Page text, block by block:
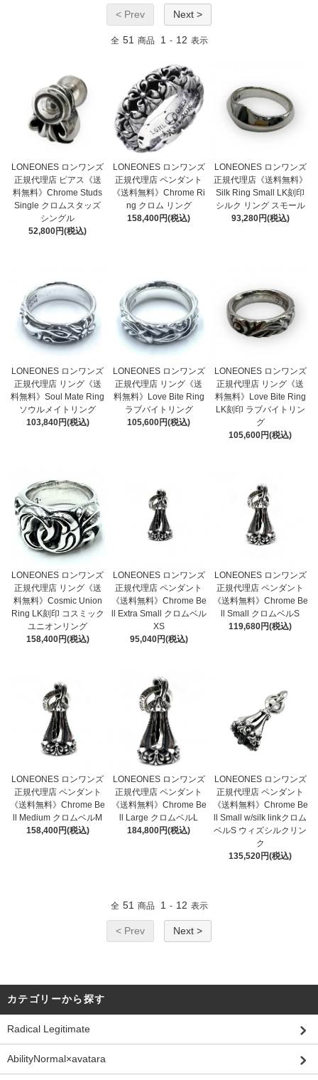
< Prev Next >
全 51 商品 1 - 12 表示
LONEONES ロンワンズ
正規代理店 ピアス《送
料無料》Chrome Studs
Single クロムスタッズ
シングル
52,800円(税込)
LONEONES ロンワンズ
正規代理店 ペンダント
《送料無料》Chrome Ri
ng クロム リング
158,400円(税込)
LONEONES ロンワンズ
正規代理店《送料無料》
Silk Ring Small LK刻印
シルク リング スモール
93,280円(税込)
LONEONES ロンワンズ
正規代理店 リング《送
料無料》Soul Mate Ring
ソウルメイトリング
103,840円(税込)
LONEONES ロンワンズ
正規代理店 リング《送
料無料》Love Bite Ring
ラブバイトリング
105,600円(税込)
LONEONES ロンワンズ
正規代理店 リング《送
料無料》Love Bite Ring
LK刻印 ラブバイトリン
グ
105,600円(税込)
LONEONES ロンワンズ
正規代理店 リング《送
料無料》Cosmic Union
Ring LK刻印 コスミック
ユニオンリング
158,400円(税込)
LONEONES ロンワンズ
正規代理店 ペンダント
《送料無料》Chrome Be
ll Extra Small クロムベル
XS
95,040円(税込)
LONEONES ロンワンズ
正規代理店 ペンダント
《送料無料》Chrome Be
ll Small クロムベルS
119,680円(税込)
LONEONES ロンワンズ
正規代理店 ペンダント
《送料無料》Chrome Be
ll Medium クロムベルM
158,400円(税込)
LONEONES ロンワンズ
正規代理店 ペンダント
《送料無料》Chrome Be
ll Large クロムベルL
184,800円(税込)
LONEONES ロンワンズ
正規代理店 ペンダント
《送料無料》Chrome Be
ll Small w/silk linkクロム
ベルS ウィズシルクリン
ク
135,520円(税込)
全 51 商品 1 - 12 表示
< Prev Next >
カテゴリーから探す
Radical Legitimate
AbilityNormal×avatara